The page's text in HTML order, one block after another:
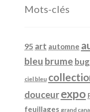
Mots-clés
95 art automne
bleu brume
ciel bleu
douceurexpo
feuillages grand